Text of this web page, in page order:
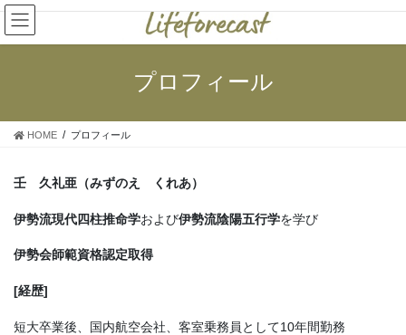
コ
ン
テ
ス
ナ
ビ
ゲ
ン
プロフィール
HOME プロフィール
壬 久礼亜（みずのえ くれあ）
伊勢流現代四柱推命学および伊勢流陰陽五行学を学び
伊勢会師範資格認定取得
[経歴]
短大卒業後、国内航空会社、客室乗務員として10年間勤務